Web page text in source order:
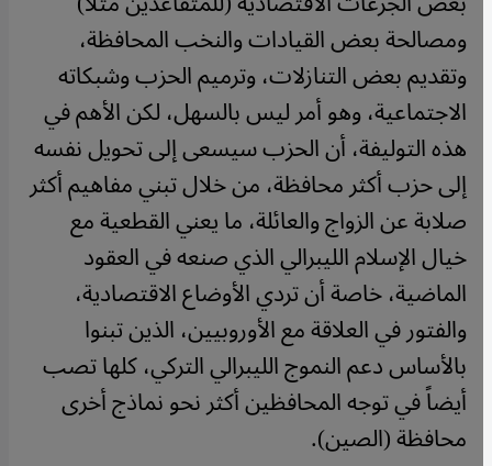
ومصالحة بعض القيادات والنخب المحافظة،
وتقديم بعض التنازلات، وترميم الحزب وشبكاته
الاجتماعية، وهو أمر ليس بالسهل، لكن الأهم في
هذه التوليفة، أن الحزب سيسعى إلى تحويل نفسه
إلى حزب أكثر محافظة، من خلال تبني مفاهيم أكثر
صلابة عن الزواج والعائلة، ما يعني القطعية مع
خيال الإسلام الليبرالي الذي صنعه في العقود
الماضية، خاصة أن تردي الأوضاع الاقتصادية،
والفتور في العلاقة مع الأوروبيين، الذين تبنوا
بالأساس دعم النموج الليبرالي التركي، كلها تصب
أيضاً في توجه المحافظين أكثر نحو نماذج أخرى
محافظة (الصين).